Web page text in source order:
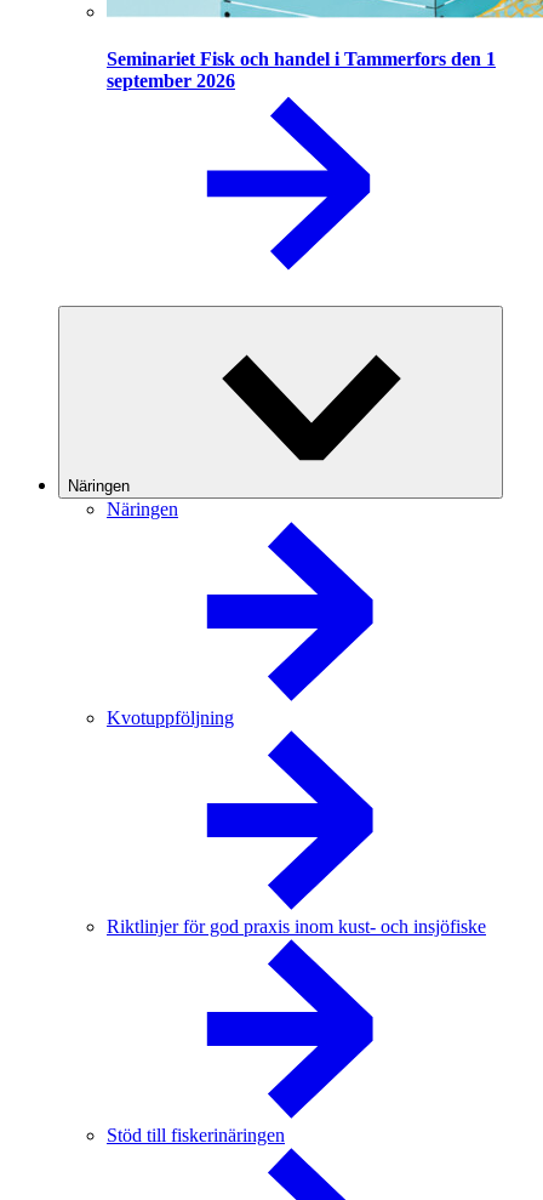
Seminariet Fisk och handel i Tammerfors den 1
september 2026
Näringen
Näringen
Kvotuppföljning
Riktlinjer för god praxis inom kust- och insjöfiske
Stöd till fiskerinäringen